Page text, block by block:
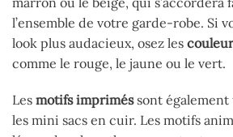
l’ensemble de votre garde-robe. Si
look plus audacieux, osez les
comme le rouge, le jaune ou le vert.
Les motifs impriméssont également
les mini sacs en cuir. Les motifs